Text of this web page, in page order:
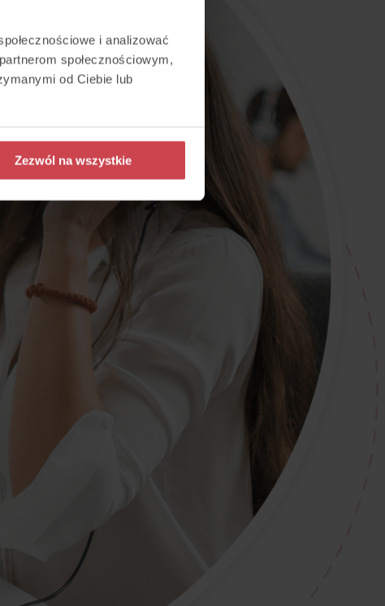
i analizować
społecznościowym,
od Ciebie lub
Zezwól na wszystkie